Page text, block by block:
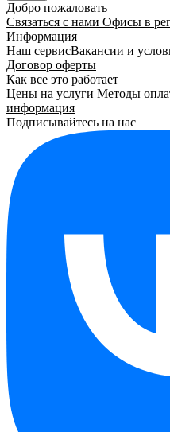
Добро пожаловать
Связаться с нами Офисы в
Информация
Наш сервисВакансии и
Договор оферты
Как все это работает
Цены на услуги Методы
информация
Подписывайтесь на нас